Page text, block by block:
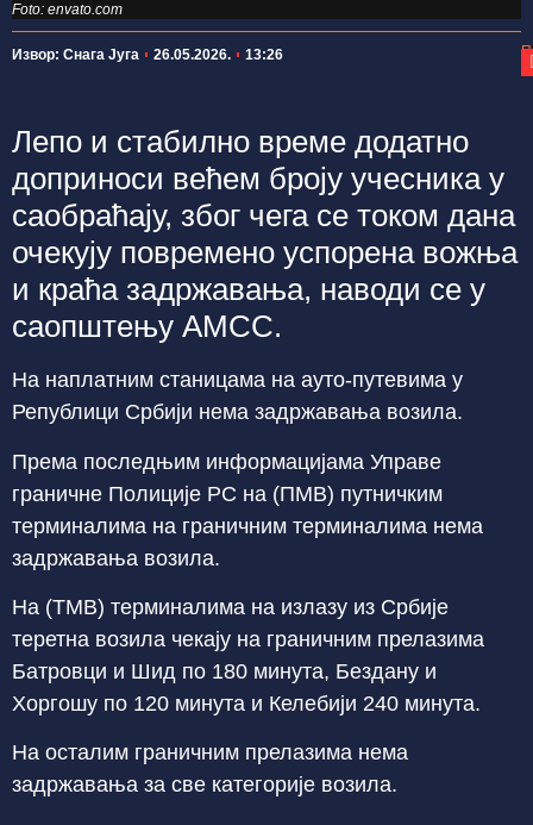
Foto: envato.com
Извор: Снага Југа 26.05.2026. 13:26
Лепо и стабилно време додатно
доприноси већем броју учесника у
саобраћају, због чега се током дана
очекују повремено успорена вожња
и краћа задржавања, наводи се у
саопштењу АМСС.
На наплатним станицама на ауто-путевима у
Републици Србији нема задржавања возила.
Према последњим информацијама Управе
граничне Полиције РС на (ПМВ) путничким
терминалима на граничним терминалима нема
задржавања возила.
На (ТМВ) терминалима на излазу из Србије
теретна возила чекају на граничним прелазима
Батровци и Шид по 180 минута, Бездану и
Хоргошу по 120 минута и Келебији 240 минута.
На осталим граничним прелазима нема
задржавања за све категорије возила.